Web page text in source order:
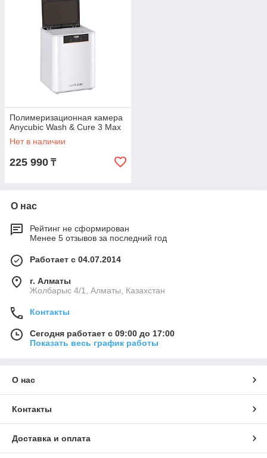
Полимеризационная камера
Anycubic Wash & Cure 3 Max
Нет в наличии
225 990 ₸
О нас
Рейтинг не сформирован
Менее 5 отзывов за последний год
Работает с 04.07.2014
г. Алматы
Жолбарыс 4/1, Алматы, Казахстан
Контакты
Сегодня работает с 09:00 до 17:00
Показать весь график работы
О нас
Контакты
Доставка и оплата